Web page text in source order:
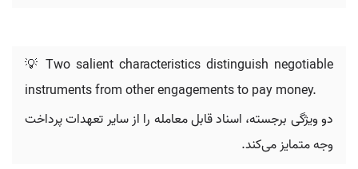
💡 Two salient characteristics distinguish negotiable
instruments from other engagements to pay money.
دو ویژگی برجسته، اسناد قابل معامله را از سایر تعهدات پرداخت
وجه متمایز می‌کند.